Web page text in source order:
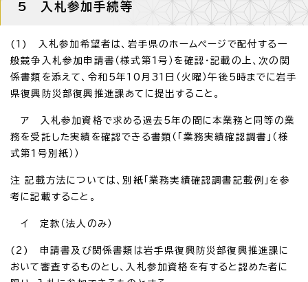
5 入札参加手続等
(1) 入札参加希望者は、岩手県のホームページで配付する一
般競争入札参加申請書（様式第1号）を確認・記載の上、次の関
係書類を添えて、令和5年10月31日（火曜）午後5時までに岩手
県復興防災部復興推進課あてに提出すること。
ア 入札参加資格で求める過去5年の間に本業務と同等の業
務を受託した実績を確認できる書類（「業務実績確認調書」（様
式第1号別紙））
注 記載方法については、別紙「業務実績確認調書記載例」を参
考に記載すること。
イ 定款（法人のみ）
(2) 申請書及び関係書類は岩手県復興防災部復興推進課に
おいて審査するものとし、入札参加資格を有すると認めた者に